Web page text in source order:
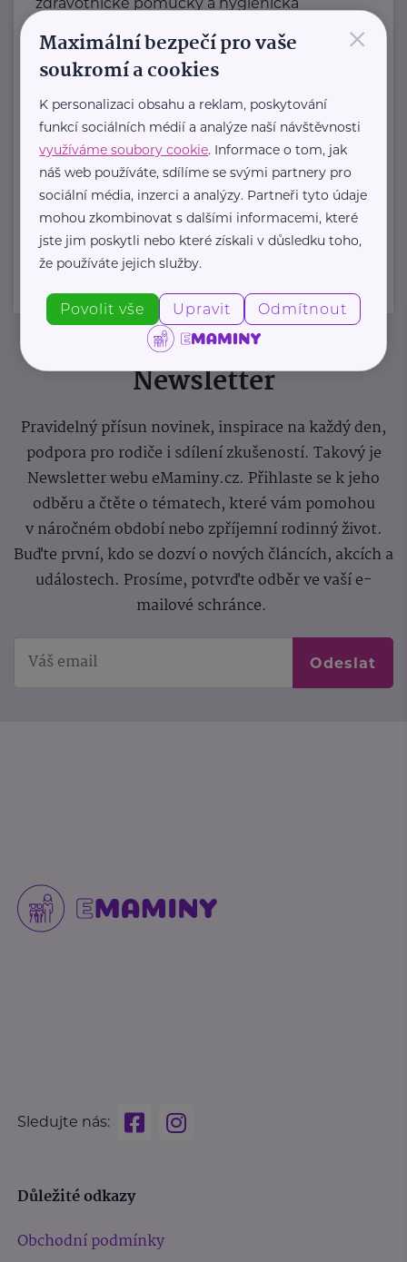
řešení s dlouholetou tradicí.
Zaměřuje ...
https://hartmanndirect.com/cs-cz
+420 800 100 150
info@hartmanndirect.cz
Zobrazit přehled společností
Newsletter
Pravidelný přísun novinek, inspirace na každý den,
podpora pro rodiče i sdílení zkušeností. Takový je
Newsletter webu eMaminy.cz. Přihlaste se k jeho
odběru a čtěte o tématech, které vám pomohou
v náročném období nebo zpříjemní rodinný život.
Buďte první, kdo se dozví o nových článcích, akcích a
událostech. Prosíme, potvrďte odběr ve vaší e-
mailové schránce.
Odeslat
Sledujte nás:
Důležité odkazy
Obchodní podmínky
×
Maximální bezpečí pro vaše
soukromí a cookies
K personalizaci obsahu a reklam, poskytování
funkcí sociálních médií a analýze naší návštěvnosti
využíváme soubory cookie. Informace o tom, jak
náš web používáte, sdílíme se svými partnery pro
sociální média, inzerci a analýzy. Partneři tyto údaje
mohou zkombinovat s dalšími informacemi, které
jste jim poskytli nebo které získali v důsledku toho,
že používáte jejich služby.
Povolit vše Upravit Odmítnout